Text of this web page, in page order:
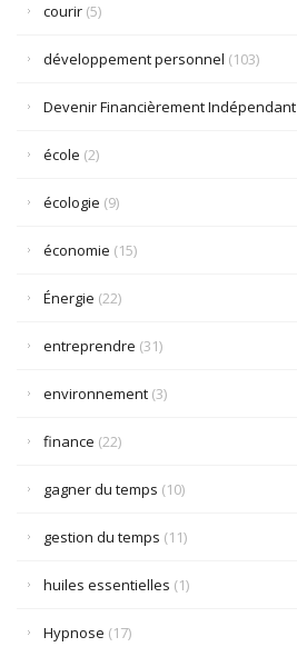
courir (5)
développement personnel (103)
Devenir Financièrement Indépendant
école (2)
écologie (9)
économie (15)
Énergie (22)
entreprendre (31)
environnement (3)
finance (22)
gagner du temps (10)
gestion du temps (11)
huiles essentielles (1)
Hypnose (17)